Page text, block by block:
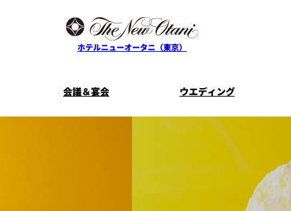
ホテルニューオータニ（東京）
ニューオータ
ンタワー
サービスガ
ご家族で楽し
会議＆宴会 ウエディング
プラン